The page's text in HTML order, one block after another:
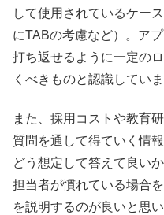
して使用されているケー
にTABの考慮など）。ア
打ち返せるように一定の
くべきものと認識していま
また、採用コストや教育
質問を通して得ていく情
どう想定して答えて良い
担当者が慣れている場合
を説明するのが良いと思い